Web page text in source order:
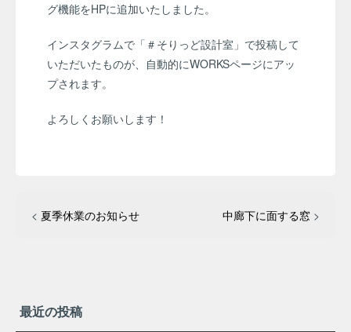
グ機能をHPに追加いたしました。
インスタグラムで「＃そりっど設計室」で投稿して
いただいたものが、自動的にWORKSページにアッ
プされます。
よろしくお願いします！
< 夏季休業のお知らせ 中廊下に面する窓 >
最近の投稿